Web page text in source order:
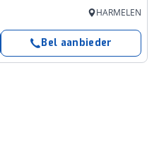
HARMELEN
Bel aanbieder